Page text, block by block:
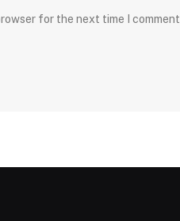
for the next time I